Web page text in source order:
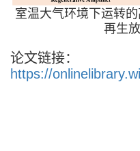
室温大气环境下运转
再生
论文链接：
https://